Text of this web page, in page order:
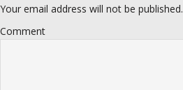
Your email address will not be published.
Comment